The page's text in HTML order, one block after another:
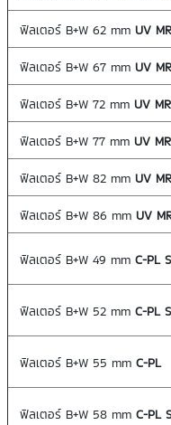
ฟิลเตอร์ B+W 62 mmUV
ฟิลเตอร์ B+W 67 mmUV
ฟิลเตอร์ B+W 72 mmUV
ฟิลเตอร์ B+W 77 mmUV
ฟิลเตอร์ B+W 82 mmUV
ฟิลเตอร์ B+W 86 mmUV
ฟิลเตอร์ B+W 49 mm C-PL
ฟิลเตอร์ B+W 52 mm C-PL
ฟิลเตอร์ B+W 55 mm C-PL
ฟิลเตอร์ B+W 58 mm C-PL